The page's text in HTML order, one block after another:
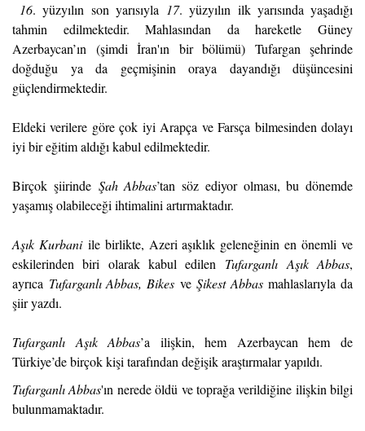
16. yüzyılın son yarısıyla 17. yüzyılın ilk yarısında yaşadığı
tahmin edilmektedir. Mahlasından da hareketle Güney
Azerbaycan’ın (şimdi İran'ın bir bölümü) Tufargan şehrinde
doğduğu ya da geçmişinin oraya dayandığı düşüncesini
güçlendirmektedir.
Eldeki verilere göre çok iyi Arapça ve Farsça bilmesinden dolayı
iyi bir eğitim aldığı kabul edilmektedir.
Birçok şiirinde Şah Abbas’tan söz ediyor olması, bu dönemde
yaşamış olabileceği ihtimalini artırmaktadır.
Aşık Kurbaniile birlikte, Azeri aşıklık geleneğinin en önemli ve
eskilerinden biri olarak kabul edilen Tufarganlı Aşık Abbas,
ayrıca Tufarganlı Abbas, BikesveŞikest Abbasmahlaslarıyla da
şiir yazdı.
Tufarganlı Aşık Abbas’a ilişkin, hem Azerbaycan hem de
Türkiye’de birçok kişi tarafından değişik araştırmalar yapıldı.
Tufarganlı Abbas'ın nerede öldü ve toprağa verildiğine ilişkin bilgi
bulunmamaktadır.